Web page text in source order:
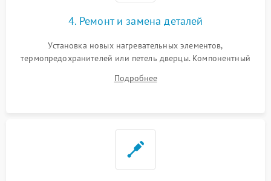
4. Ремонт и замена деталей
Установка новых нагревательных элементов,
термопредохранителей или петель дверцы. Компонентный
выгоревших реле, восстановление контактов и замена
Подробнее